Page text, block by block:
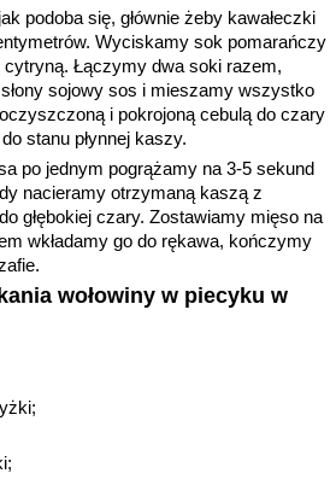
podoba się, głównie żeby kawałeczki
Wyciskamy sok pomarańczy
Łączymy dwa soki razem,
sojowy sos i mieszamy wszystko
i pokrojoną cebulą do czary
stanu płynnej kaszy.
po jednym pogrążamy na 3-5 sekund
nacieramy otrzymaną kaszą z
głębokiej czary. Zostawiamy mięso na
wkładamy go do rękawa, kończymy
wołowiny w piecyku w